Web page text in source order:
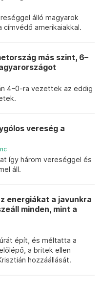
álló magyarok
amerikaiakkal.
más szint, 6–
4–0-ra vezettek az eddig
vereség a
így három vereséggel és
áll.
energiákat a javunkra
minden, mint a
épít, és méltatta a
a britek ellen
hozzáállását.